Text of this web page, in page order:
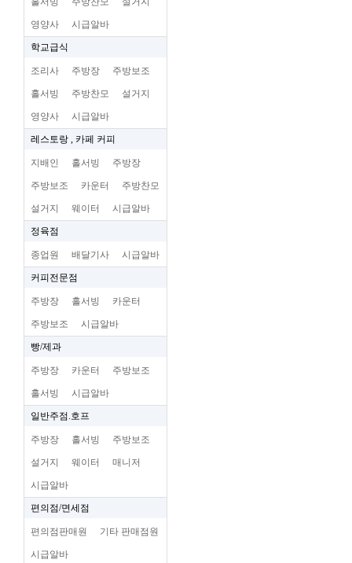
영양사 시급알바
학교급식
조리사 주방장 주방보조
홀서빙 주방찬모 설거지
영양사 시급알바
레스토랑 , 카페 커피
지배인 홀서빙 주방장
주방보조 카운터 주방찬모
설거지 웨이터 시급알바
정육점
종업원 배달기사 시급알바
커피전문점
주방장 홀서빙 카운터
주방보조 시급알바
빵/제과
주방장 카운터 주방보조
홀서빙 시급알바
일반주점.호프
주방장 홀서빙 주방보조
설거지 웨이터 매니저
시급알바
편의점/면세점
편의점판매원 기타 판매점원
시급알바